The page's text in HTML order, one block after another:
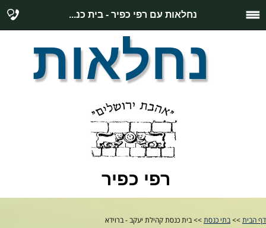
נחלאות עם רפי כפיר - בית כנ...
נחלאות
רפי כפיר
דף הבית >> בתי כנסת >> בית כנסת קהילת יעקב - ברוידא